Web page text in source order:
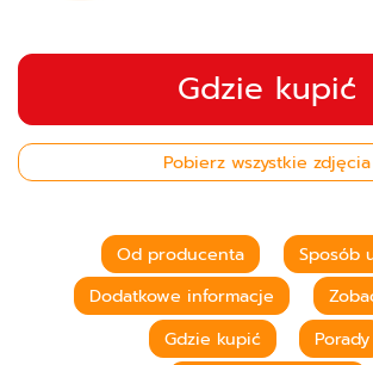
Gdzie kupić
Pobierz wszystkie zdjęcia
Od producenta
Sposób
Dodatkowe informacje
Gdzie kupić
Porady